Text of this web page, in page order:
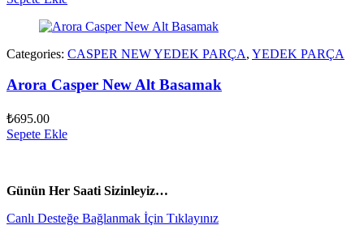
Categories: CASPER NEW YEDEK PARÇA, YEDEK PARÇA
Arora Casper New Alt Basamak
₺695.00
Sepete Ekle
Günün Her Saati Sizinleyiz…
Canlı Desteğe Bağlanmak İçin Tıklayınız